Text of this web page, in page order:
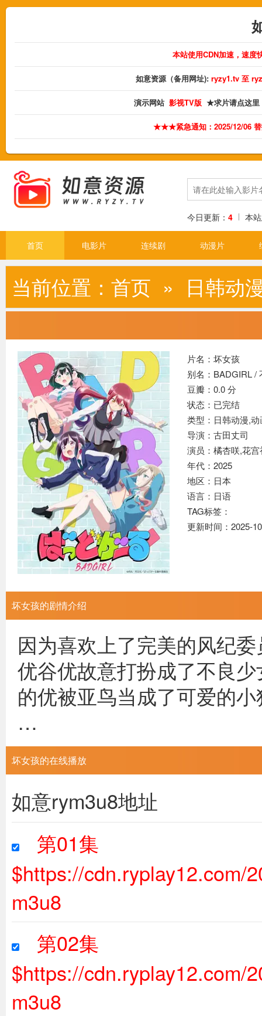
本站使用CDN加速，速度
如意资源（备用网址):ryzy1.tv 至
演示网站 影视TV版 ★求片请点这
★★★紧急通知：2025/12/06 替
今日更新： 4 本
首页 电影片 连续剧 动漫片
当前位置： 首页 » 日韩动
片名：坏女孩
别名：BADGIRL /
豆瓣：0.0 分
状态：已完结
类型：日韩动漫,动
导演：古田丈司
演员：橘杏咲,花
年代：2025
地区：日本
语言：日语
TAG标签：
更新时间：2025-
坏女孩的剧情介绍
因为喜欢上了完美的风纪
优谷优故意打扮成了不良
的优被亚鸟当成了可爱的
…
坏女孩的在线播放
如意rym3u8地址
第01集
$https://cdn.ryplay12.com/
m3u8
第02集
$https://cdn.ryplay12.com/
m3u8